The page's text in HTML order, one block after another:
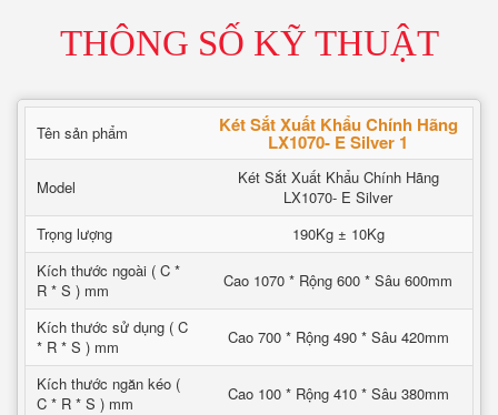
THÔNG SỐ KỸ THUẬT
Tên sản phẩm Két Sắt Xuất Khẩu Chính Hãng
LX1070- E Silver 1
Model
Két Sắt Xuất Khẩu Chính Hãng
LX1070- E Silver
Trọng lượng
190Kg ± 10Kg
Kích thước ngoài ( C *
R * S ) mm
Cao 1070 * Rộng 600 * Sâu 600mm
Kích thước sử dụng ( C
* R * S ) mm
Cao 700 * Rộng 490 * Sâu 420mm
Kích thước ngăn kéo (
C * R * S ) mm
Cao 100 * Rộng 410 * Sâu 380mm